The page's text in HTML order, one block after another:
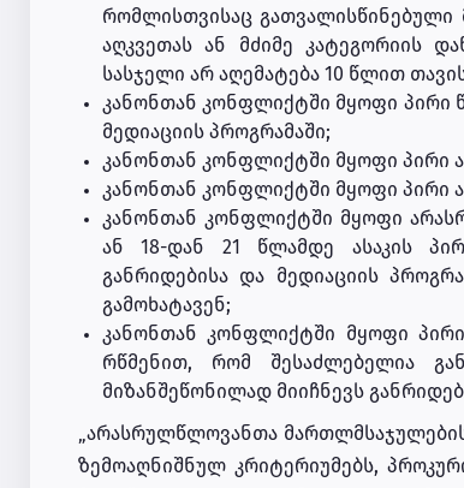
რომლისთვისაც გათვალისწინებული
აღკვეთას ან მძიმე კატეგორიის
სასჯელი არ აღემატება 10 წლით
კანონთან კონფლიქტში მყოფი პირი
მედიაციის პროგრამაში;
კანონთან კონფლიქტში მყოფი პირი
კანონთან კონფლიქტში მყოფი პირი
კანონთან კონფლიქტში მყოფი
ან 18-დან 21 წლამდე ასაკის
განრიდებისა და მედიაციის
გამოხატავენ;
კანონთან კონფლიქტში მყოფი
რწმენით, რომ შესაძლებელია
მიზანშეწონილად მიიჩნევს
„არასრულწლოვანთა
ზემოაღნიშნულ კრიტერიუმებს,